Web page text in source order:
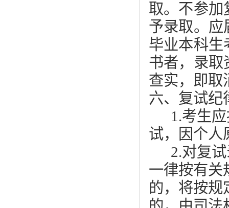
取。不参加
予录取。应
毕业本科生
书者，录取
查实，即取
六、复试纪
1.考生
试，因个人
2.对复
一律按有关
的，将按规